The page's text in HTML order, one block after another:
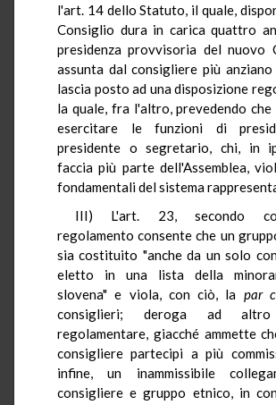
l'art. 14 dello Statuto, il quale,
Consiglio dura in carica quattro
presidenza provvisoria del nuovo
assunta dal consigliere più
lascia posto ad una disposizione
la quale, fra l'altro, prevedendo
esercitare le funzioni di
presidente o segretario, chi, in
faccia più parte dell'Assemblea,
fondamentali del sistema
III) L'art. 23, secondo
regolamento consente che un
sia costituito "anche da un solo
eletto in una lista della
slovena" e viola, con ciò, la par
consiglieri; deroga ad altro
regolamentare, giacché ammette
consigliere partecipi a più
infine, un inammissibile
consigliere e gruppo etnico, in